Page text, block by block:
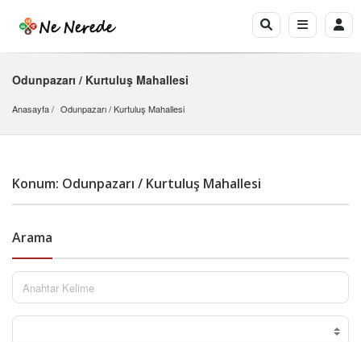
Odunpazarı / Kurtuluş Mahallesi
Anasayfa Odunpazarı / Kurtuluş Mahallesi
Konum: Odunpazarı / Kurtuluş Mahallesi
Arama